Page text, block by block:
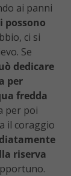
ai panni
possono
ci si
Se
dedicare
per
fredda
per poi
il coraggio
riserva